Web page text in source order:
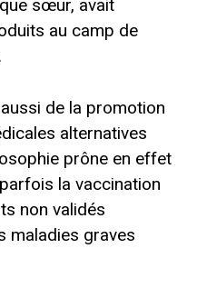
sœur, avait
au camp de
de la promotion
alternatives
prône en effet
la vaccination
non validés
maladies graves